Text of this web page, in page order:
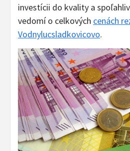
investícii do kvality a
vedomí o celkových cenách
Vodnylucsladkovicovo.